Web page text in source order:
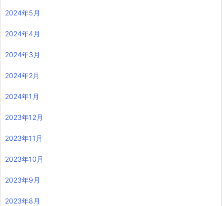
2024年5月
2024年4月
2024年3月
2024年2月
2024年1月
2023年12月
2023年11月
2023年10月
2023年9月
2023年8月